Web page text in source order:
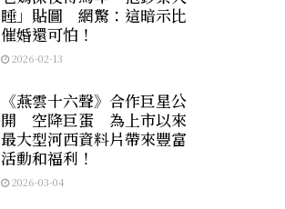
睡」貼圖 網驚：這暗示比
催婚還可怕！
2026-02-13
《燕雲十六聲》合作巨星公
開 空降巨蛋 為上市以來
最大型河西資料片帶來豐富
活動和福利！
2026-03-04